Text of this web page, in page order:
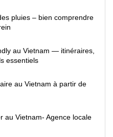
pluies – bien comprendre
au Vietnam — itinéraires,
essentiels
au Vietnam à partir de
au Vietnam- Agence locale